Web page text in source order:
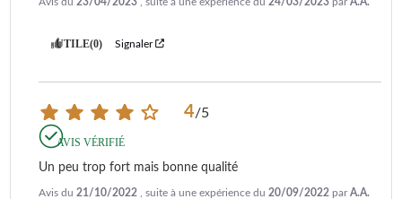
UTILE(0) Signaler
4/5
AVIS VÉRIFIÉ
Un peu trop fort mais bonne qualité
Avis du 21/10/2022 , suite à une expérience du 20/09/2022 parA.A.